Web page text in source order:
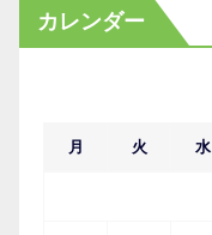
カ
イ
カレンダー
月 火 水